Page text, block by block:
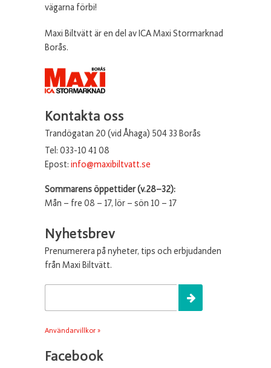
vägarna förbi!
Maxi Biltvätt är en del av ICA Maxi Stormarknad
Borås.
Kontakta oss
Trandögatan 20 (vid Åhaga) 504 33 Borås
Tel: 033-10 41 08
Epost: info@maxibiltvatt.se
Sommarens öppettider (v.28–32):
Mån – fre 08 – 17, lör – sön 10 – 17
Nyhetsbrev
Prenumerera på nyheter, tips och erbjudanden
från Maxi Biltvätt.
Användarvillkor »
Facebook